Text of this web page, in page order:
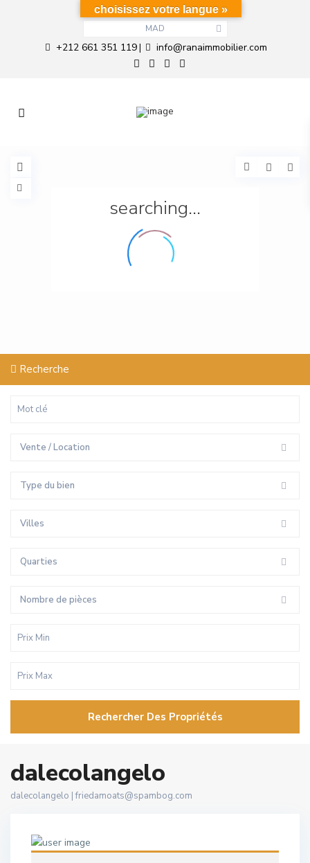
MAD
+212 661 351 119| info@ranaimmobilier.com
searching...
Recherche
Vente / Location
Type du bien
Villes
Quarties
Nombre de pièces
Rechercher Des Propriétés
dalecolangelo
dalecolangelo |friedamoats@spambog.com
choisissez votre langue »